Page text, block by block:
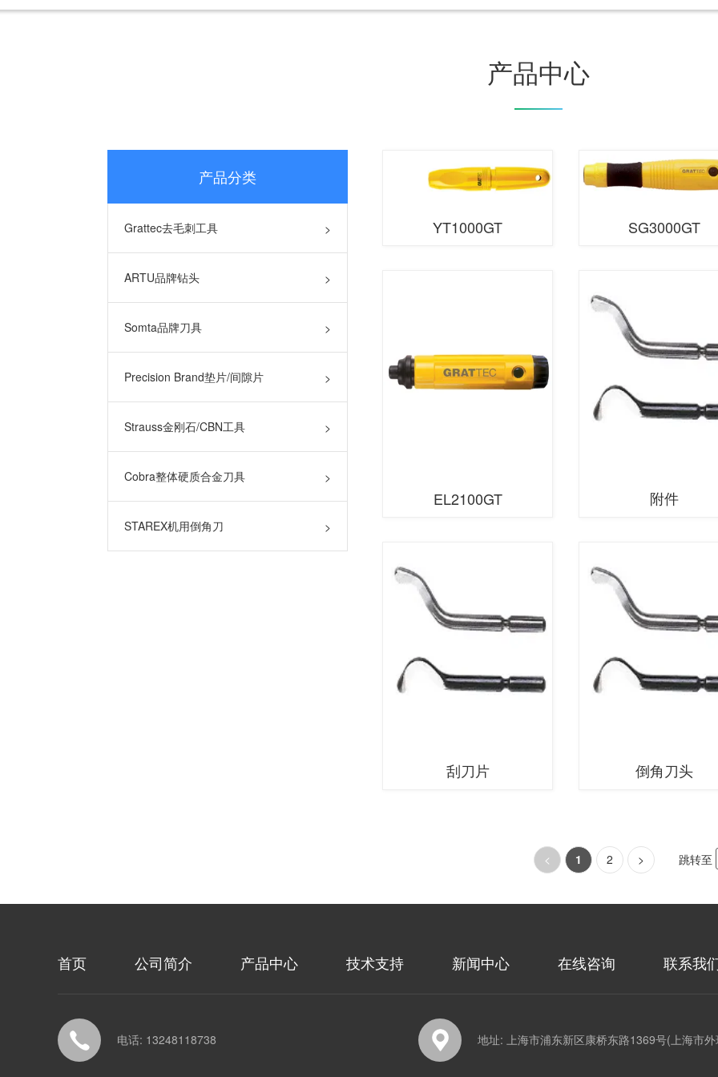
产品中心
产品分类
Grattec去毛刺工具 >
ARTU品牌钻头 >
Somta品牌刀具 >
Precision Brand垫片/间隙片 >
Strauss金刚石/CBN工具 >
Cobra整体硬质合金刀具 >
STAREX机用倒角刀 >
YT1000GT SG3000GT
EL2100GT 附件
刮刀片 倒角刀头
< 1 2 > 跳转至
首页 公司简介 产品中心 技术支持 新闻中心 在线咨询 联系我
电话: 13248118738 地址: 上海市浦东新区康桥东路1369号(上海市